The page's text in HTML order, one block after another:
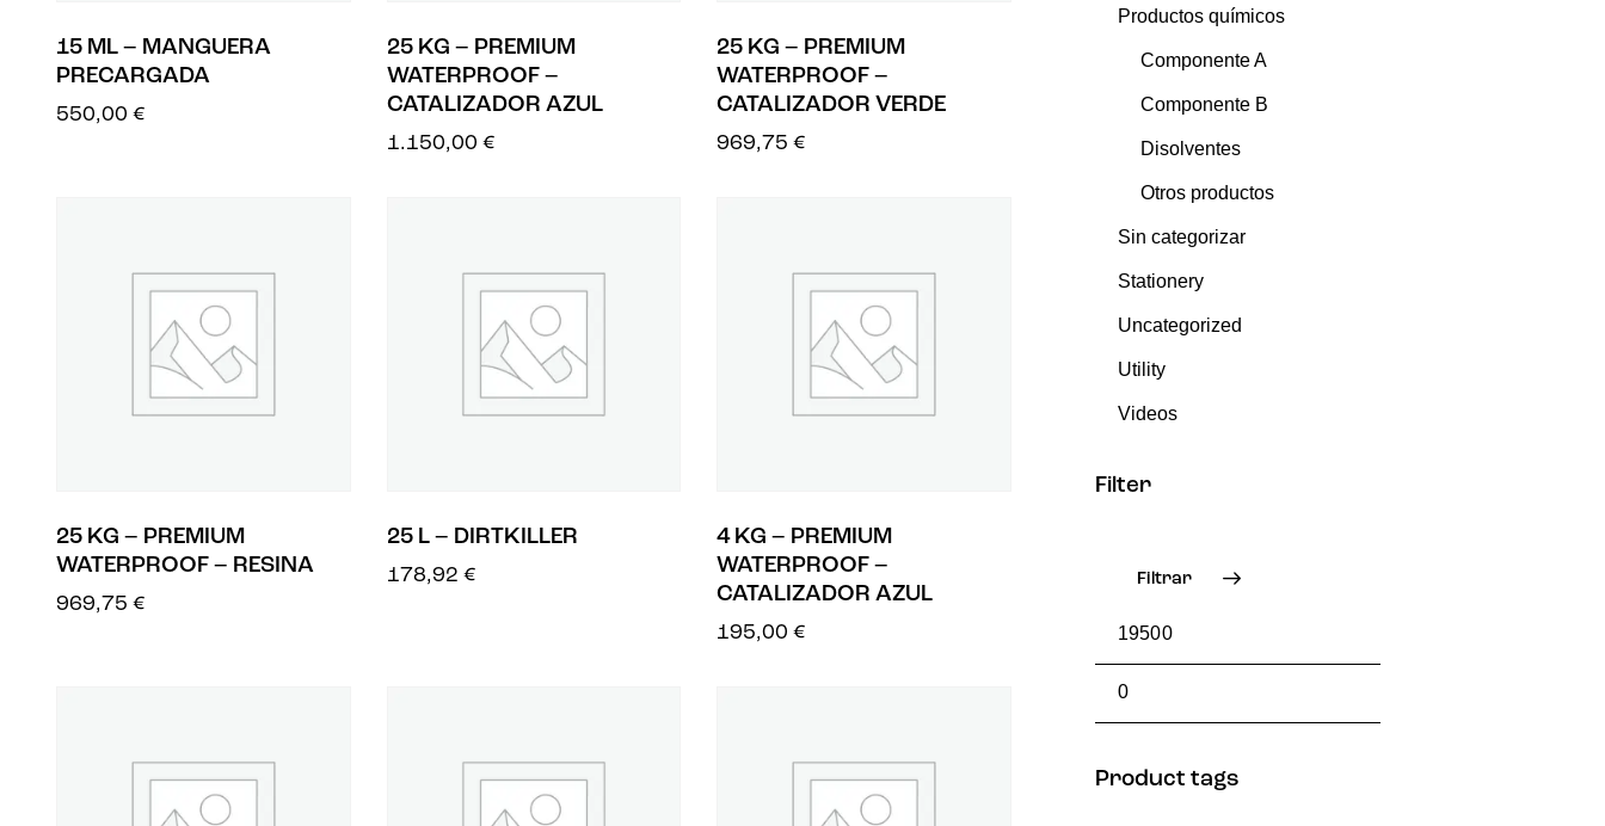
15 ML – MANGUERA
PRECARGADA
550,00 €
25 KG – PREMIUM
WATERPROOF –
CATALIZADOR AZUL
1.150,00 €
25 KG – PREMIUM
WATERPROOF –
CATALIZADOR VERDE
969,75€
25 KG – PREMIUM
WATERPROOF – RESINA
969,75 €
25 L – DIRTKILLER
178,92 €
4 KG – PREMIUM
WATERPROOF –
CATALIZADOR AZUL
195,00€
Productos químicos
Componente A
Componente B
Disolventes
Otros productos
Sin categorizar
Stationery
Uncategorized
Utility
Videos
Filter
Filtrar
Product tags